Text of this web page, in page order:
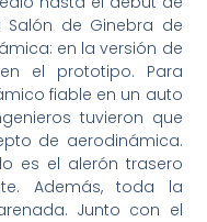
de Ginebra de
en la versión de
el prototipo. Para
fiable en un auto
tuvieron que
de aerodinámica.
es el alerón trasero
Además, toda la
Junto con el